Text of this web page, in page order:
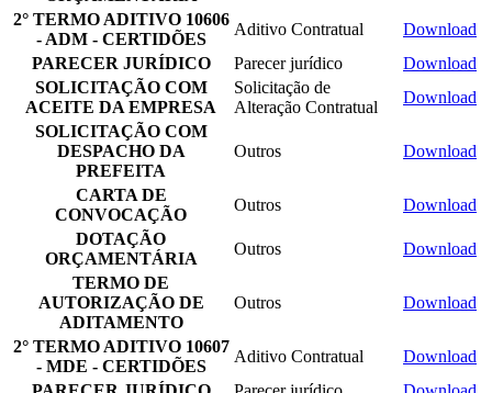
2° TERMO ADITIVO 10606
- ADM - CERTIDÕES
Aditivo Contratual
Download
PARECER JURÍDICO
Parecer jurídico
Download
SOLICITAÇÃO COM
ACEITE DA EMPRESA
Solicitação de
Alteração Contratual
Download
SOLICITAÇÃO COM
DESPACHO DA
PREFEITA
Outros Download
CARTA DE
CONVOCAÇÃO
Outros
Download
DOTAÇÃO
ORÇAMENTÁRIA
Outros
Download
TERMO DE
AUTORIZAÇÃO DE
ADITAMENTO
Outros Download
2° TERMO ADITIVO 10607
- MDE - CERTIDÕES
Aditivo Contratual
Download